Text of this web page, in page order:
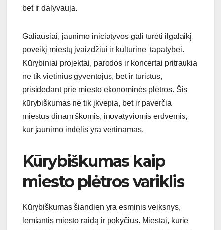
bet ir dalyvauja.
Galiausiai, jaunimo iniciatyvos gali turėti ilgalaikį
poveikį miestų įvaizdžiui ir kultūrinei tapatybei.
Kūrybiniai projektai, parodos ir koncertai pritraukia
ne tik vietinius gyventojus, bet ir turistus,
prisidedant prie miesto ekonominės plėtros. Šis
kūrybiškumas ne tik įkvepia, bet ir paverčia
miestus dinamiškomis, inovatyviomis erdvėmis,
kur jaunimo indėlis yra vertinamas.
Kūrybiškumas kaip
miesto plėtros variklis
Kūrybiškumas šiandien yra esminis veiksnys,
lemiantis miesto raidą ir pokyčius. Miestai, kurie